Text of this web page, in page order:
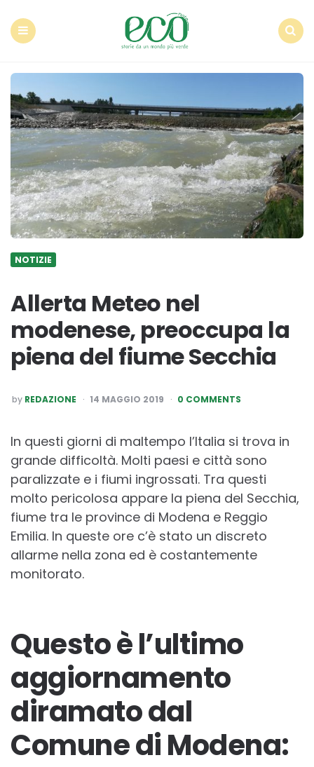
NOTIZIE
Allerta Meteo nel
modenese, preoccupa la
piena del fiume Secchia
POSTED
BY
by REDAZIONE 14 MAGGIO 2019 0 COMMENTS
In questi giorni di maltempo l’Italia si trova in
grande difficoltà. Molti paesi e città sono
paralizzate e i fiumi ingrossati. Tra questi
molto pericolosa appare la piena del Secchia,
fiume tra le province di Modena e Reggio
Emilia. In queste ore c’è stato un discreto
allarme nella zona ed è costantemente
monitorato.
Questo è l’ultimo
aggiornamento
diramato dal
Comune di Modena: